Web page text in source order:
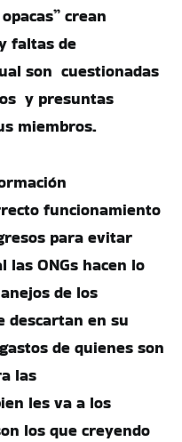
crean
faltas de
son cuestionadas
y presuntas
miembros.
funcionamiento
para evitar
las ONGs hacen lo
de los
descartan en su
de quienes son
las
les va a los
los que creyendo